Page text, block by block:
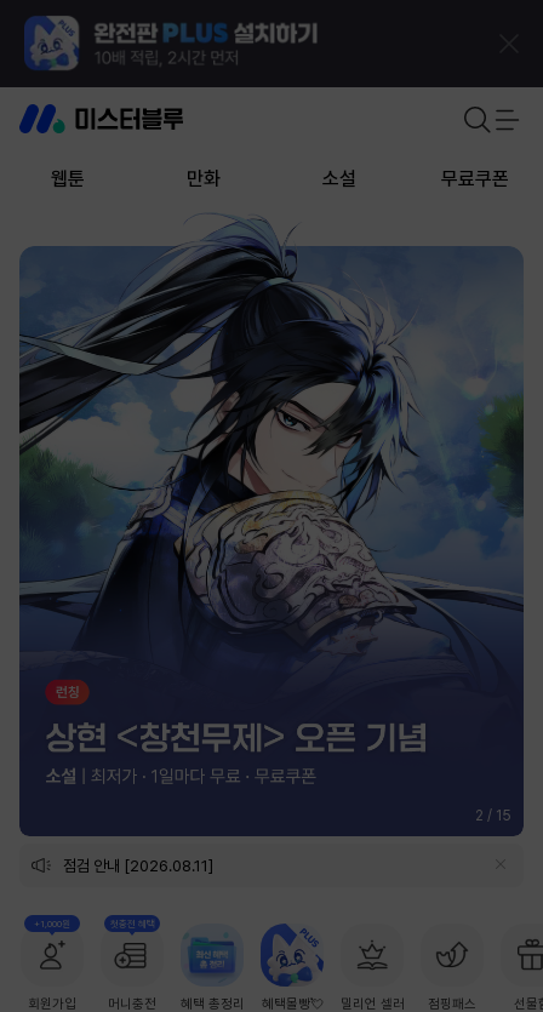
웹툰 만화 소설 무료쿠폰
2 / 15
점검 안내 [2026.08.11]
+1,000원
회원가입
첫충전 혜택
머니충전 혜택 총정리 혜택몰빵💘 밀리언 셀러 점핑패스 선물